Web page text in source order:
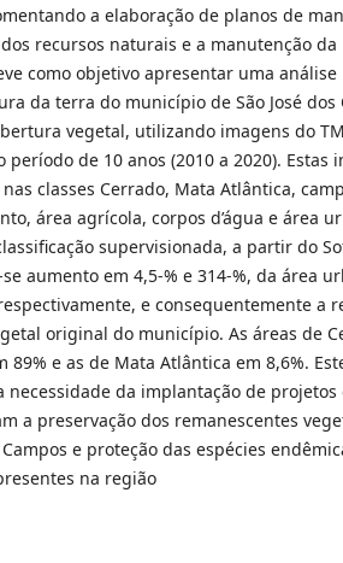
a elaboração de planos de
recursos naturais e a manutenção
como objetivo apresentar uma
da terra do município de São José dos
vegetal, utilizando imagens do
período de 10 anos (2010 a 2020). Estas
classes Cerrado, Mata Atlântica,
área agrícola, corpos d’água e área
supervisionada, a partir do
aumento em 4,5-% e 314-%, da área
e consequentemente a
original do município. As áreas de
89% e as de Mata Atlântica em 8,6%.
necessidade da implantação de
a preservação dos remanescentes
Campos e proteção das espécies
na região